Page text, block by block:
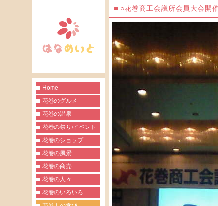
Home
花巻のグルメ
花巻の温泉
花巻の祭り/イベント
花巻のショップ
花巻の風景
花巻の商売
花巻の人々
花巻のいろいろ
○花巻商工会議所会員大会開